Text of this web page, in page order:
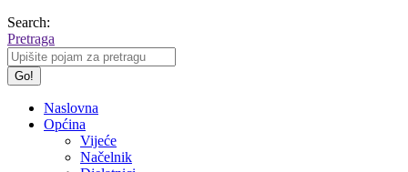
Search:
Pretraga
Naslovna
Općina
Vijeće
Načelnik